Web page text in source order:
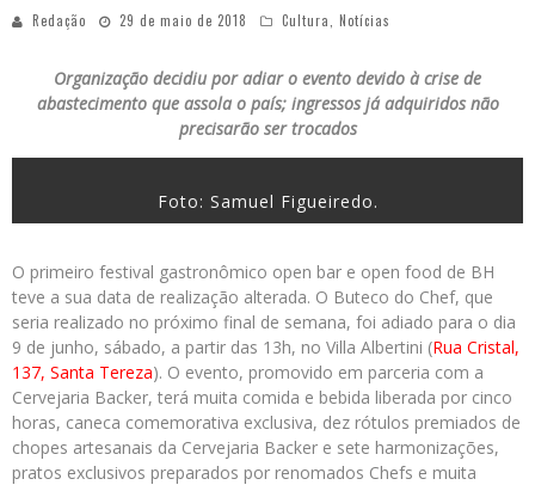
Redação 29 de maio de 2018 Cultura Notícias
Organização decidiu por adiar o evento devido à crise de
abastecimento que assola o país; ingressos já adquiridos não
precisarão ser trocados
Foto: Samuel Figueiredo.
O primeiro festival gastronômico open bar e open food de BH
teve a sua data de realização alterada. O Buteco do Chef, que
seria realizado no próximo final de semana, foi adiado para o dia
9 de junho, sábado, a partir das 13h, no Villa Albertini (Rua Cristal,
137, Santa Tereza). O evento, promovido em parceria com a
Cervejaria Backer, terá muita comida e bebida liberada por cinco
horas, caneca comemorativa exclusiva, dez rótulos premiados de
chopes artesanais da Cervejaria Backer e sete harmonizações,
pratos exclusivos preparados por renomados Chefs e muita